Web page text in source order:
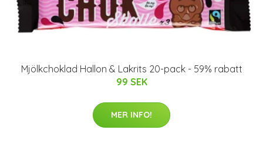
Mjölkchoklad Hallon & Lakrits 20-pack - 59% rabatt
99 SEK
MER INFO!